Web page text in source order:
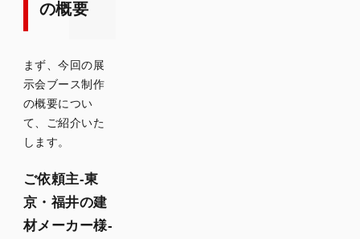
に立ち
づくり-
展示会
ブース
デザイ
ン制作
の流れ
ブース
の概要
まず、今回の展
示会ブース制作
の概要につい
て、ご紹介いた
します。
ご依頼主-東
京・福井の建
材メーカー様-